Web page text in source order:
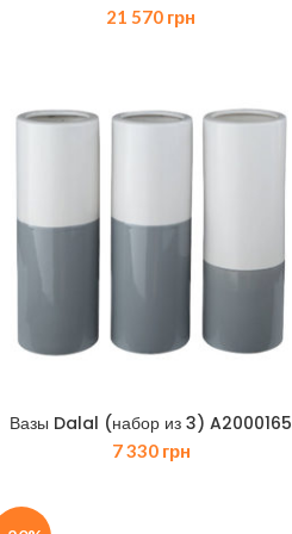
21 570 грн
Вазы Dalal (набор из 3) A2000165
7 330 грн